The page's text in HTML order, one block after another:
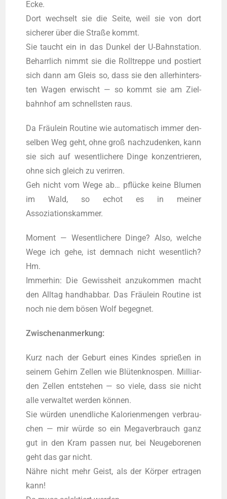
Ecke.
Dort wech­selt sie die Sei­te, weil sie von dort
siche­rer über die Stra­ße kommt.
Sie taucht ein in das Dun­kel der U‑Bahnstation.
Beharr­lich nimmt sie die Roll­trep­pe und pos­tiert
sich dann am Gleis so, dass sie den aller­hin­ters­
ten Wagen erwischt — so kommt sie am Ziel­
bahn­hof am schnells­ten raus.
Da Fräulein Rou­ti­ne wie auto­ma­tisch immer den­
sel­ben Weg geht, ohne groß nach­zu­den­ken, kann
sie sich auf wesent­li­che­re Din­ge kon­zen­trie­ren,
ohne sich gleich zu ver­ir­ren.
Geh nicht vom Wege ab… pflücke kei­ne Blu­men
im Wald, so echot es in mei­ner
Assoziationskammer.
Moment — Wesent­li­che­re Din­ge? Also, wel­che
Wege ich gehe, ist dem­nach nicht wesent­lich?
Hm.
Immer­hin: Die Gewiss­heit anzu­kom­men macht
den All­tag hand­hab­bar. Das Fräulein Rou­ti­ne ist
noch nie dem bösen Wolf begegnet.
Zwi­schen­an­mer­kung:
Kurz nach der Geburt eines Kin­des sprie­ßen in
sei­nem Gehirn Zel­len wie Blütenknospen. Mil­li­ar­
den Zel­len ent­ste­hen — so vie­le, dass sie nicht
alle ver­wal­tet wer­den können.
Sie würden unend­li­che Kalo­rien­men­gen ver­brau­
chen — mir würde so ein Mega­ver­brauch ganz
gut in den Kram pas­sen nur, bei Neu­ge­bo­re­nen
geht das gar nicht.
Nähre nicht mehr Geist, als der Körper ertra­gen
kann!